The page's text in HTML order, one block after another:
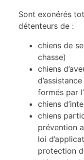
Sont exonérés
détenteurs de :
chiens de
chasse)
chiens
formés par
chiens
chiens
prévention
loi
protection